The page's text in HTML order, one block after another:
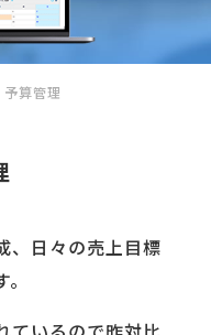
予算管理
、日々の売上目標